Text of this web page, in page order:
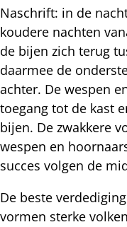
Naschrift: in de
koudere nachten
de bijen zich terug
daarmee de
achter. De wespen
toegang tot de kast
bijen. De zwakkere
wespen en
succes volgen de
De beste
vormen sterke